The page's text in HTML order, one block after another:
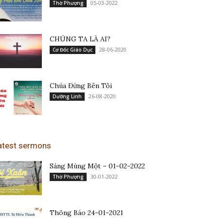
Thờ Phượng 05-03-2022
CHÚNG TA LÀ AI?
Cơ Đốc Giáo Dục 28-06-2020
Chúa Đứng Bên Tôi
Dưỡng Linh 26-08-2020
sermons
Sáng Mùng Một – 01-02-2022
Thờ Phượng 30-01-2022
Thông Báo 24-01-2021